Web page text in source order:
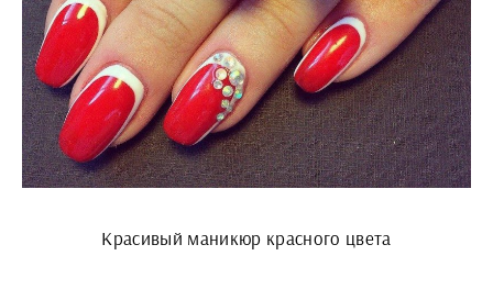
Красивый маникюр красного цвета